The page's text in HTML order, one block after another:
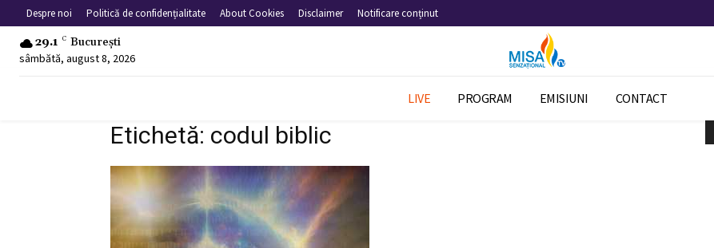
Despre noi Politică de confidențialitate About Cookies Disclaimer Notificare conținut
29.1 C București
sâmbătă, august 8, 2026
LIVE PROGRAM EMISIUNI CONTACT
Etichetă: codul biblic